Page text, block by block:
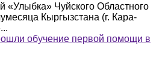
«Улыбка» Чуйского Областного
Кыргызстана (г. Кара-
обучение первой помощи в